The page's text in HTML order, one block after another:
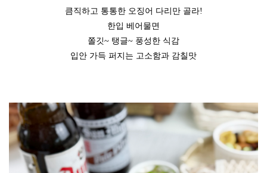
큼직하고 통통한 오징어 다리만 골라!
한입 베어물면
쫄깃~ 탱글~ 풍성한 식감
입안 가득 퍼지는 고소함과 감칠맛